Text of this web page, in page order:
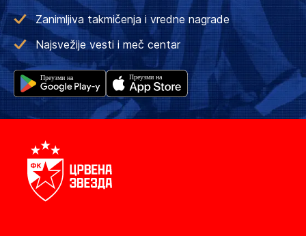
Zanimljiva takmičenja i vredne nagrade
Najsvežije vesti i meč centar